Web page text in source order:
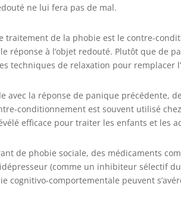
ne lui fera pas de mal.
traitement de la phobie est le contre-
réponse à l’objet redouté. Plutôt que de
techniques de relaxation pour remplacer
avec la réponse de panique précédente,
conditionnement est souvent utilisé
efficace pour traiter les enfants et les
de phobie sociale, des médicaments
(comme un inhibiteur sélectif
cognitivo-comportementale peuvent